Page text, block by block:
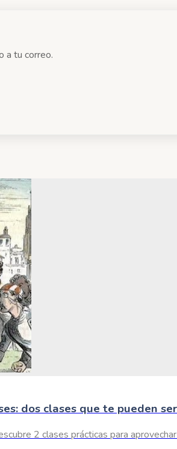
a tu correo.
dos clases que te pueden
2 clases prácticas para